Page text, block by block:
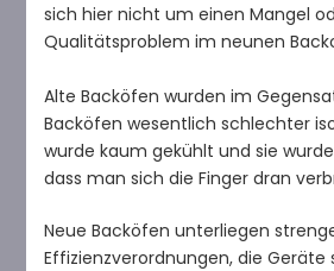
sich hier nicht um einen Mangel
Qualitätsproblem im neunen
Alte Backöfen wurden im
Backöfen wesentlich schlechter
wurde kaum gekühlt und sie
dass man sich die Finger dran
Neue Backöfen unterliegen
Effizienzverordnungen, die Geräte